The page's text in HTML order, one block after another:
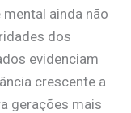
ainda não
dos
evidenciam
crescente a
gerações mais